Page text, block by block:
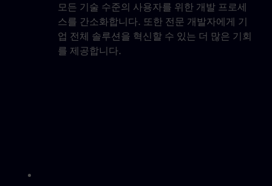
모든 기술 수준의 사용자를 위한 개발 프로세
스를 간소화합니다. 또한 전문 개발자에게 기
업 전체 솔루션을 혁신할 수 있는 더 많은 기회
를 제공합니다.